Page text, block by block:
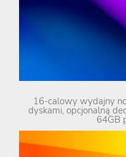
16-calowy wydajny
dyskami, opcjonalną
64GB